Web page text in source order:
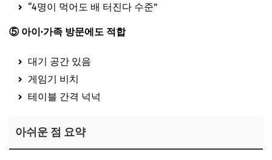
“4명이 먹어도 배 터진다 수준”
⑤ 아이·가족 방문에도 적합
대기 공간 있음
게임기 비치
테이블 간격 넉넉
아쉬운 점 요약